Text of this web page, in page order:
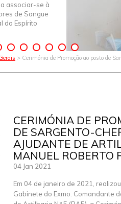
a associar-se à
de Sangue
do Espírito
> Cerimónia de Promoção ao posto de
CERIMÓNIA DE
DE SARGENTO-
AJUDANTE DE
MANUEL ROBERTO
04 Jan 2021
Em 04 de janeiro de 2021,
Gabinete do Exmo. Comandante